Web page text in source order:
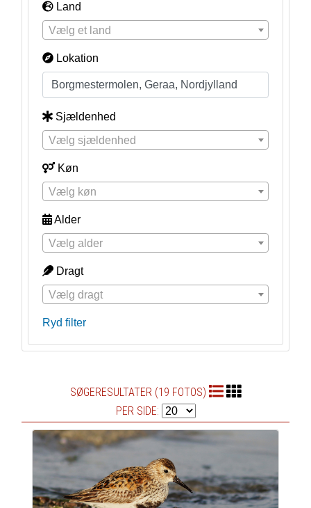
Land
Vælg et land
Lokation
Sjældenhed
Vælg sjældenhed
Køn
Vælg køn
Alder
Vælg alder
Dragt
Vælg dragt
Ryd filter
SØGERESULTATER (19 FOTOS)
PER SIDE: